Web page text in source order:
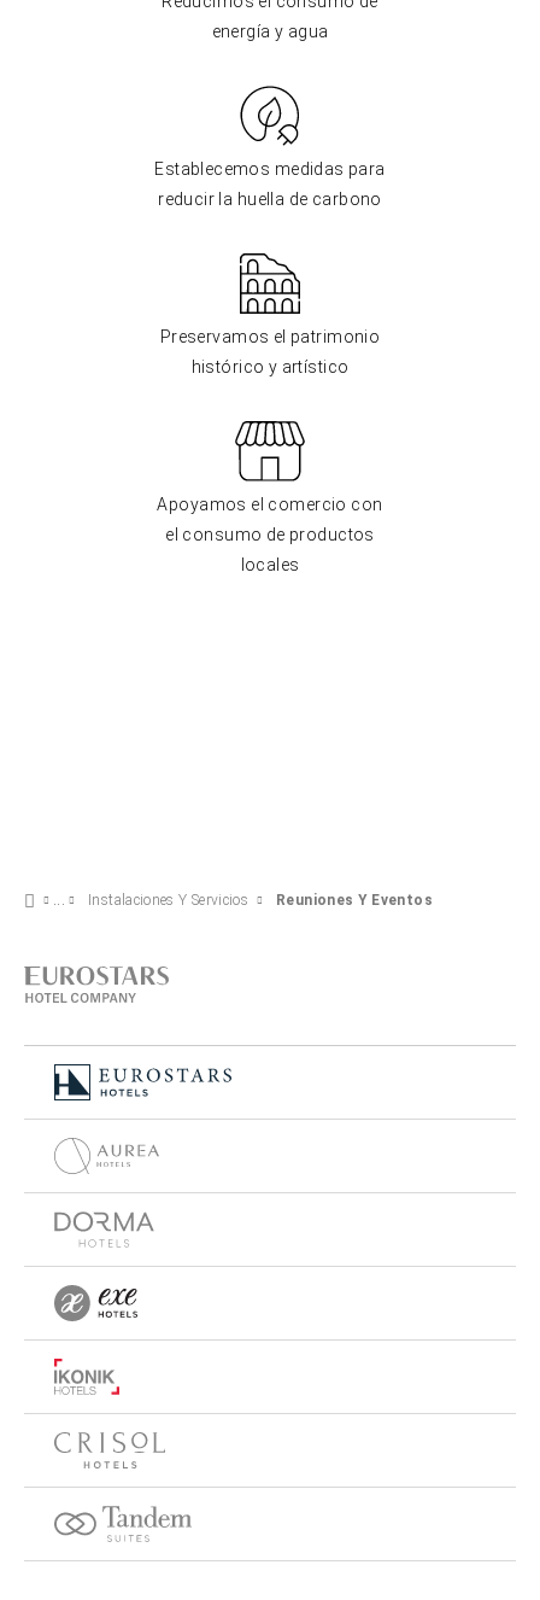
energía y agua
Establecemos medidas para
reducir la huella de carbono
Preservamos el patrimonio
histórico y artístico
Apoyamos el comercio con
el consumo de productos
locales
Instalaciones Y Servicios Reuniones Y Eventos